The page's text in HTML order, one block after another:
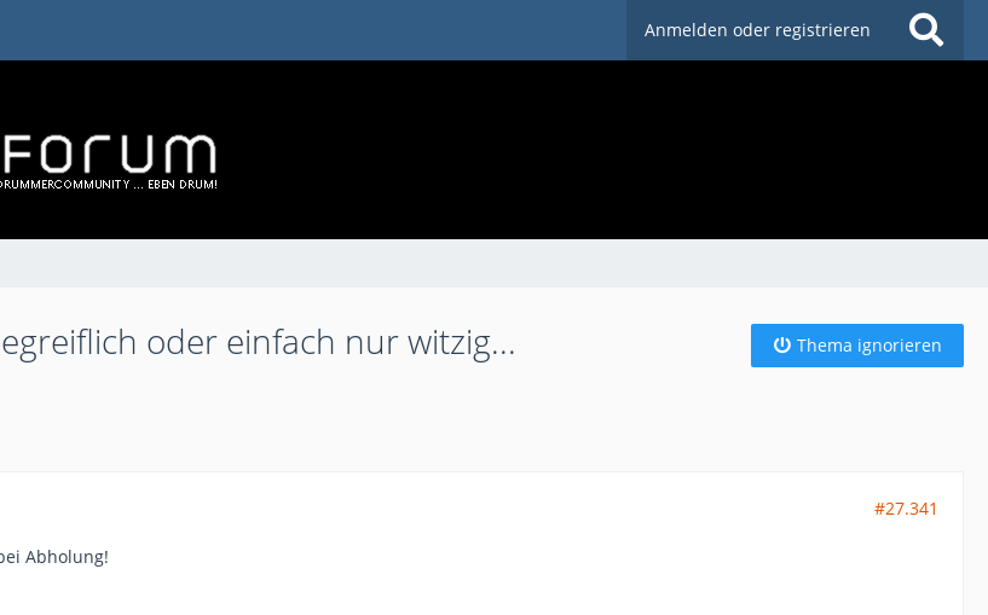
Anmelden oder registrieren
oder einfach nur witzig... Thema ignorieren
#27.341
Abholung!